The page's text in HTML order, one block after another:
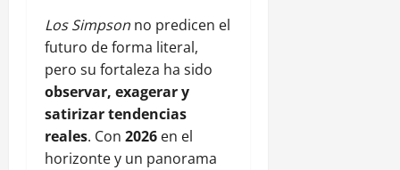
Los Simpson no predicen el
futuro de forma literal,
pero su fortaleza ha sido
observar, exagerar y
satirizar tendencias
reales. Con 2026 en el
horizonte y un panorama